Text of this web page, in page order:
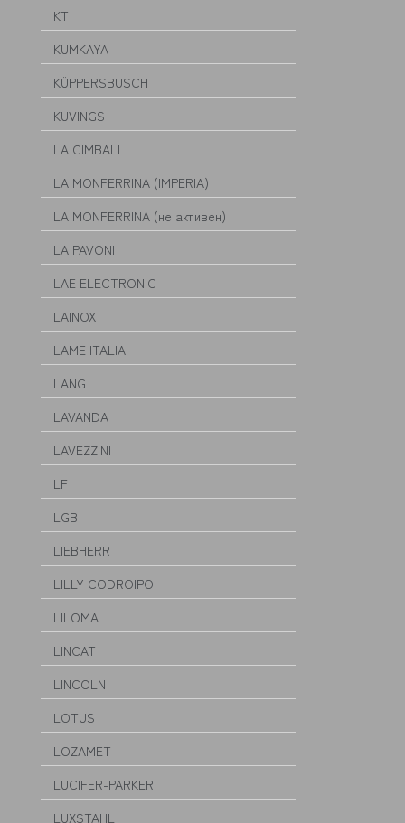
KT
KUMKAYA
KÜPPERSBUSCH
KUVINGS
LA CIMBALI
LA MONFERRINA (IMPERIA)
LA MONFERRINA (не активен)
LA PAVONI
LAE ELECTRONIC
LAINOX
LAME ITALIA
LANG
LAVANDA
LAVEZZINI
LF
LGB
LIEBHERR
LILLY CODROIPO
LILOMA
LINCAT
LINCOLN
LOTUS
LOZAMET
LUCIFER-PARKER
LUXSTAHL